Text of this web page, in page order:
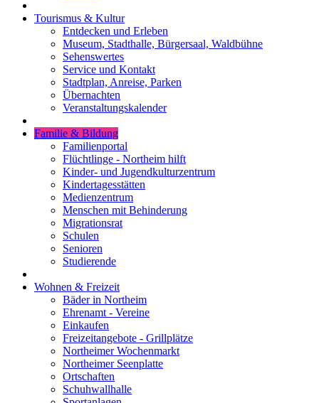
Tourismus & Kultur
Entdecken und Erleben
Museum, Stadthalle, Bürgersaal, Waldbühne
Sehenswertes
Service und Kontakt
Stadtplan, Anreise, Parken
Übernachten
Veranstaltungskalender
Familie & Bildung
Familienportal
Flüchtlinge - Northeim hilft
Kinder- und Jugendkulturzentrum
Kindertagesstätten
Medienzentrum
Menschen mit Behinderung
Migrationsrat
Schulen
Senioren
Studierende
Wohnen & Freizeit
Bäder in Northeim
Ehrenamt - Vereine
Einkaufen
Freizeitangebote - Grillplätze
Northeimer Wochenmarkt
Northeimer Seenplatte
Ortschaften
Schuhwallhalle